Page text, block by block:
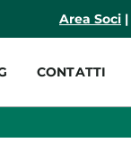
Area Soci |
CONTATTI